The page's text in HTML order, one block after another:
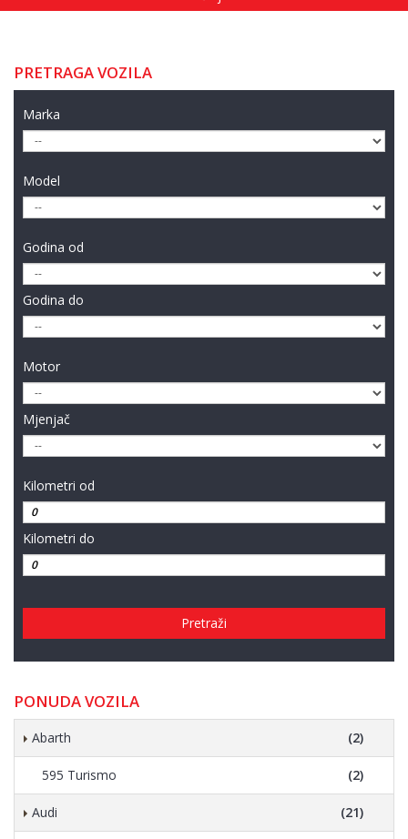
PRETRAGA VOZILA
Marka
Model
Godina od
Godina do
Motor
Mjenjač
Kilometri od
Kilometri do
Pretraži
PONUDA VOZILA
Abarth (2)
595 Turismo (2)
Audi (21)